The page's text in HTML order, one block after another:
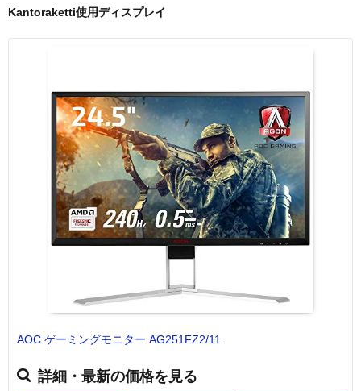
Kantoraketti使用ディスプレイ
AOC ゲーミングモニター AG251FZ2/11
詳細・最新の価格を見る